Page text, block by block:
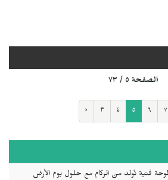
الصفحة ٥ / ٧٣
‹ ٣ ٤ ٥ ٦ ٧
فنية تُولد من الركام مع حلول يوم الأرض